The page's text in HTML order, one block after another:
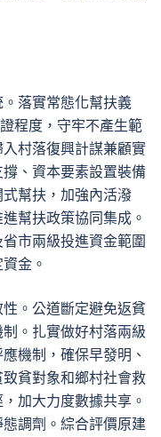
。落實常態化幫扶義
程度，守牢不產生範
村落復興計謀兼顧實
、資本要素設置裝備
幫扶，加強內活潑
幫扶政策協同集成。
市兩級投進資金範圍
金。
性。公道斷定避免返貧
。扎實做好村落兩級
機制，確保早發明、
貧對象和鄉村社會救
加大力度數據共享。
調劑。綜合評價原建